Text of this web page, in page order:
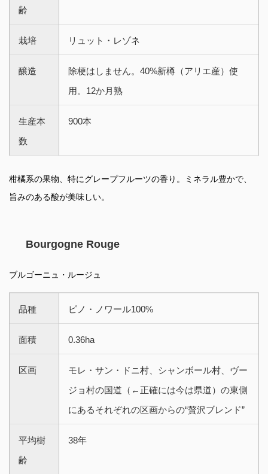
齢
栽培 リュット・レゾネ
醸造
除梗はしません。40%新樽（アリエ産）使
用。12か月熟
生産本
数
900本
柑橘系の果物、特にグレープフルーツの香り。ミネラル豊かで、
旨みのある酸が美味しい。
Bourgogne Rouge
ブルゴーニュ・ルージュ
品種 ピノ・ノワール100%
面積 0.36ha
区画
モレ・サン・ドニ村、シャンボール村、ヴー
ジョ村の国道（←正確には今は県道）の東側
にあるそれぞれの区画からの“贅沢ブレンド”
平均樹
齢
38年